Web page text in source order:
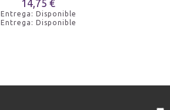
14,75 €
Entrega: Disponible
Entrega: Disponible